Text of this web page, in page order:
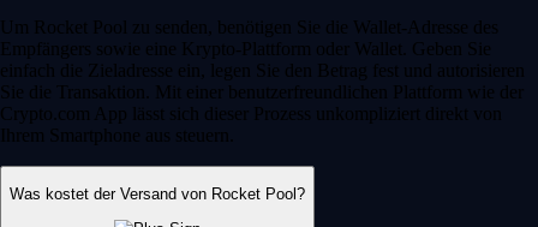
Um Rocket Pool zu senden, benötigen Sie die Wallet-Adresse des
Empfängers sowie eine Krypto-Plattform oder Wallet. Geben Sie
einfach die Zieladresse ein, legen Sie den Betrag fest und autorisieren
Sie die Transaktion. Mit einer benutzerfreundlichen Plattform wie der
Crypto.com App lässt sich dieser Prozess unkompliziert direkt von
Ihrem Smartphone aus steuern.
Was kostet der Versand von Rocket Pool?